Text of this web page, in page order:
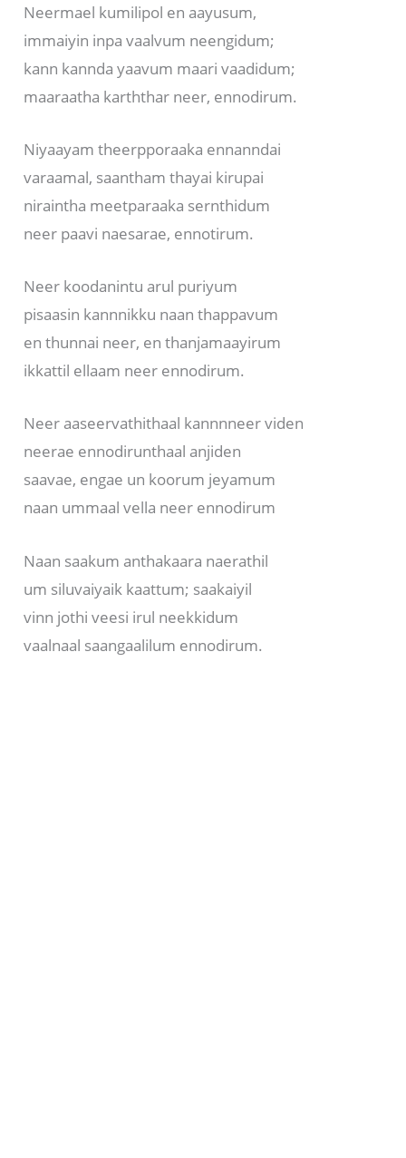
Neermael kumilipol en aayusum,
immaiyin inpa vaalvum neengidum;
kann kannda yaavum maari vaadidum;
maaraatha karththar neer, ennodirum.
Niyaayam theerpporaaka ennanndai
varaamal, saantham thayai kirupai
niraintha meetparaaka sernthidum
neer paavi naesarae, ennotirum.
Neer koodanintu arul puriyum
pisaasin kannnikku naan thappavum
en thunnai neer, en thanjamaayirum
ikkattil ellaam neer ennodirum.
Neer aaseervathithaal kannnneer viden
neerae ennodirunthaal anjiden
saavae, engae un koorum jeyamum
naan ummaal vella neer ennodirum
Naan saakum anthakaara naerathil
um siluvaiyaik kaattum; saakaiyil
vinn jothi veesi irul neekkidum
vaalnaal saangaalilum ennodirum.